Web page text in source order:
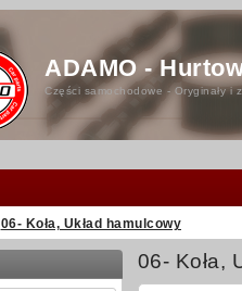
ADAMO -
Części samochodowe - Oryginały i
06- Koła, Układ hamulcowy
06- Koła,